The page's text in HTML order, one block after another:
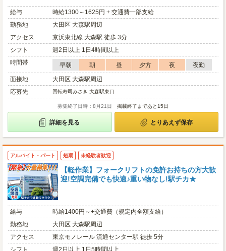
給与
時給1300～1625円 + 交通費一部支給
勤務地
大田区 大森駅周辺
アクセス
京浜東北線 大森駅 徒歩 3分
シフト
週2日以上 1日4時間以上
時間帯
早朝 朝 昼 夕方 夜
夜勤
面接地
大田区 大森駅周辺
応募先
回転寿司みさき 大森駅東口
募集終了日時：8月21日 掲載終了まであと15日
詳細を見る とりあえず保存
アルバイト・パート 短期 未経験者歓迎
【軽作業】フォークリフトの免許お持ちの方大歓
迎!空調完備でも快適♪重い物なし!駅チカ★
給与
時給1400円～+交通費（規定内全額支給）
勤務地
大田区 大森駅周辺
アクセス
東京モノレール 流通センター駅 徒歩 5分
シフト
週2日以上 1日5時間以上